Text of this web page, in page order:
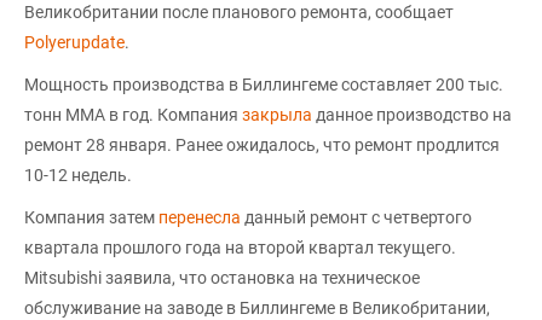
Великобритании после планового ремонта, сообщает
Polyerupdate.
Мощность производства в Биллингеме составляет 200 тыс.
тонн ММА в год. Компания закрыла данное производство на
ремонт 28 января. Ранее ожидалось, что ремонт продлится
10-12 недель.
Компания затем перенесла данный ремонт с четвертого
квартала прошлого года на второй квартал текущего.
Mitsubishi заявила, что остановка на техническое
обслуживание на заводе в Биллингеме в Великобритании,